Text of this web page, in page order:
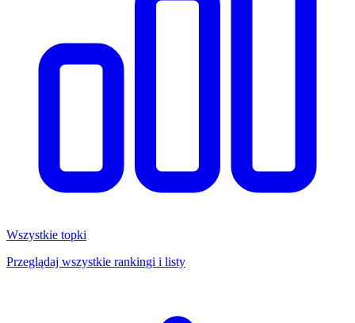
Wszystkie topki
Przeglądaj wszystkie rankingi i listy